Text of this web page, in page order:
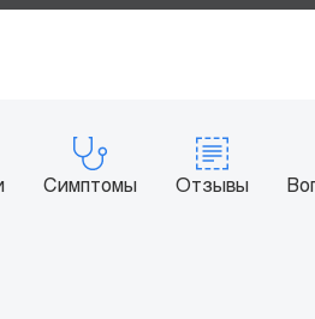
Симптомы Отзывы